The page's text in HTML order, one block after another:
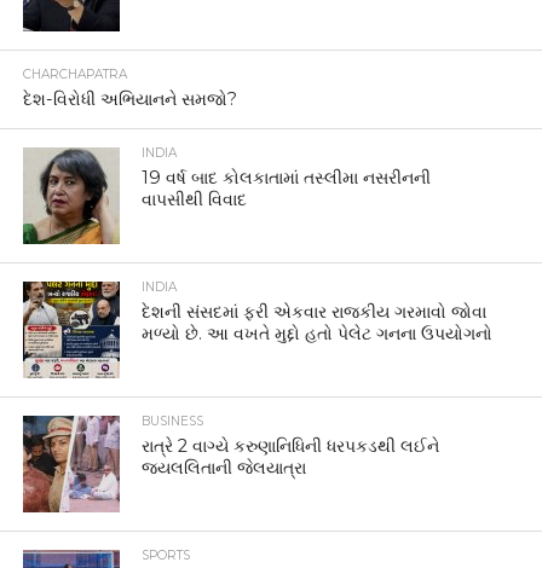
CHARCHAPATRA
દેશ-વિરોધી અભિયાનને સમજો?
INDIA
19 વર્ષ બાદ કોલકાતામાં તસ્લીમા નસરીનની
વાપસીથી વિવાદ
INDIA
દેશની સંસદમાં ફરી એકવાર રાજકીય ગરમાવો જોવા
મળ્યો છે. આ વખતે મુદ્દો હતો પેલેટ ગનના ઉપયોગનો
BUSINESS
રાત્રે 2 વાગ્યે કરુણાનિધિની ધરપકડથી લઈને
જયલલિતાની જેલયાત્રા
SPORTS